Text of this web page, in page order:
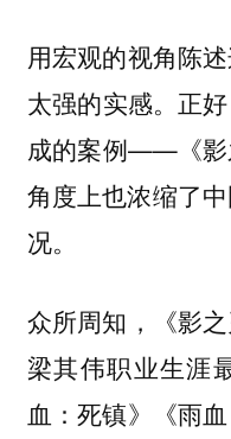
用宏观的视角陈
太强的实感。正
成的案例——《影
角度上也浓缩了
况。
众所周知，《影
梁其伟职业生涯
血：死镇》《雨